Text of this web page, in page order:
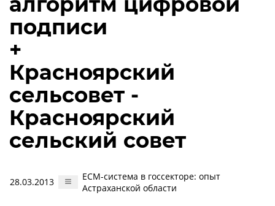
подписи
+
Красноярский
сельсовет -
Красноярский
сельский совет
28.03.2013
ECM-система в госсекторе: опыт
Астраханской области